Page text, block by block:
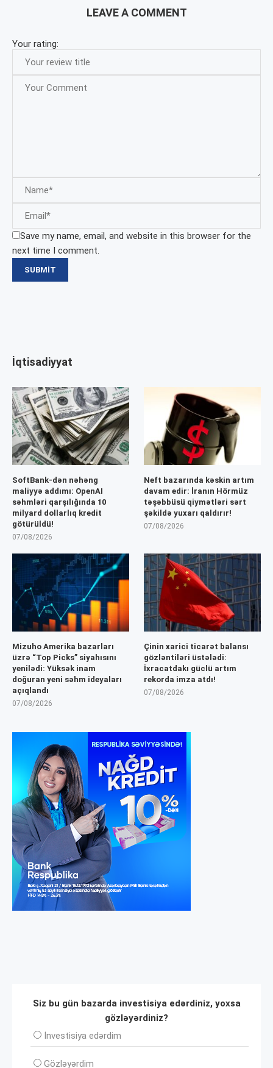
LEAVE A COMMENT
Your rating:
Save my name, email, and website in this browser for the
next time I comment.
İqtisadiyyat
SoftBank-dən nəhəng
maliyyə addımı: OpenAI
səhmləri qarşılığında 10
milyard dollarlıq kredit
götürüldü!
07/08/2026
Neft bazarında kəskin artım
davam edir: İranın Hörmüz
təşəbbüsü qiymətləri sərt
şəkildə yuxarı qaldırır!
07/08/2026
Mizuho Amerika bazarları
üzrə “Top Picks” siyahısını
yenilədi: Yüksək inam
doğuran yeni səhm ideyaları
açıqlandı
07/08/2026
Çinin xarici ticarət balansı
gözləntiləri üstələdi:
İxracatdakı güclü artım
rekorda imza atdı!
07/08/2026
Siz bu gün bazarda investisiya edərdiniz, yoxsa
gözləyərdiniz?
İnvеstisiya edərdim
Gözləyərdim